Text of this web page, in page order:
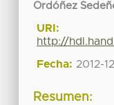
Ordóñez
URI:
http://
Fecha: 2012-
Resumen: